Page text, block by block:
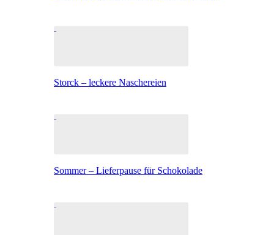
Storck – leckere Naschereien
Sommer – Lieferpause für Schokolade